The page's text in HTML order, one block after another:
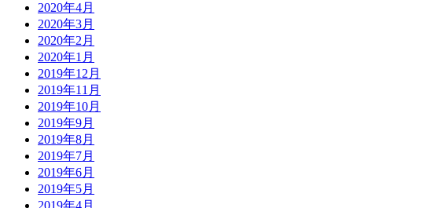
2020年4月
2020年3月
2020年2月
2020年1月
2019年12月
2019年11月
2019年10月
2019年9月
2019年8月
2019年7月
2019年6月
2019年5月